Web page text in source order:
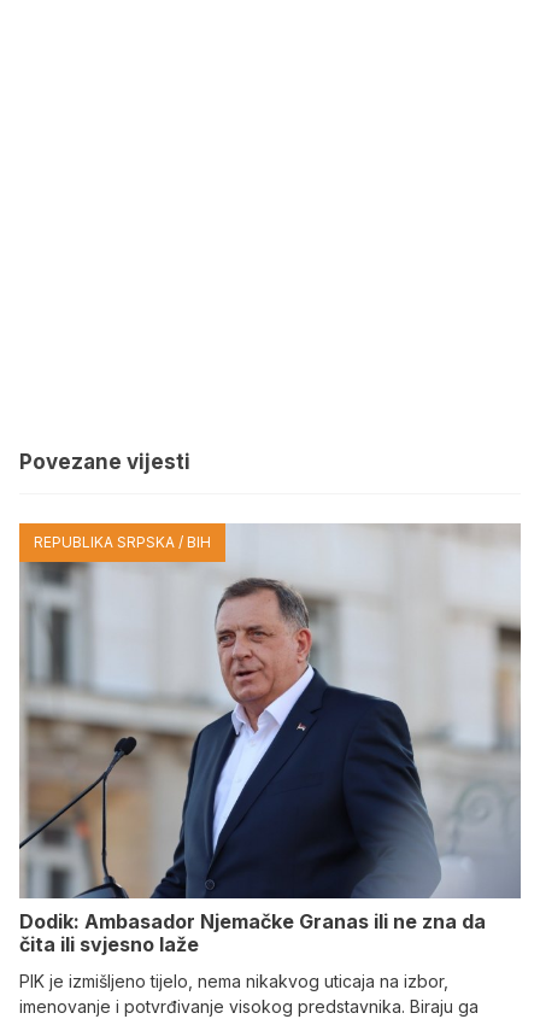
Povezane vijesti
REPUBLIKA SRPSKA / BIH
Dodik: Ambasador Njemačke Granas ili ne zna da
čita ili svjesno laže
PIK je izmišljeno tijelo, nema nikakvog uticaja na izbor,
imenovanje i potvrđivanje visokog predstavnika. Biraju ga